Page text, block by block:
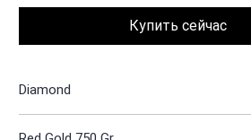
Купить сейчас
Diamond